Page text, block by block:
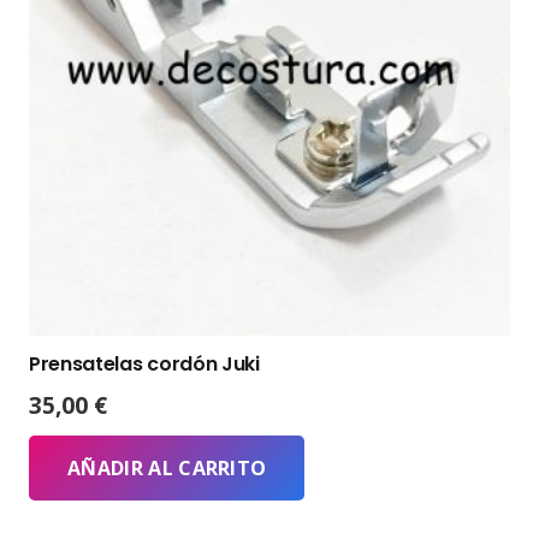
Prensatelas cordón Juki
35,00 €
AÑADIR AL CARRITO